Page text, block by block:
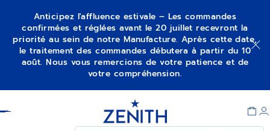
Anticipez l'affluence estivale – Les commandes
confirmées et réglées avant le 20 juillet recevront la
priorité au sein de notre Manufacture. Après cette date,
le traitement des commandes débutera à partir du 10
août. Nous vous remercions de votre patience et de
votre compréhension.